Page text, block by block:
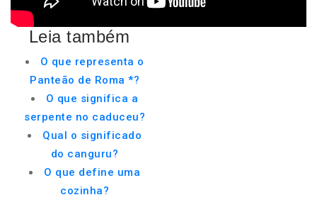
Leia também
O que representa o
Panteão de Roma *?
O que significa a
serpente no caduceu?
Qual o significado
do canguru?
O que define uma
cozinha?